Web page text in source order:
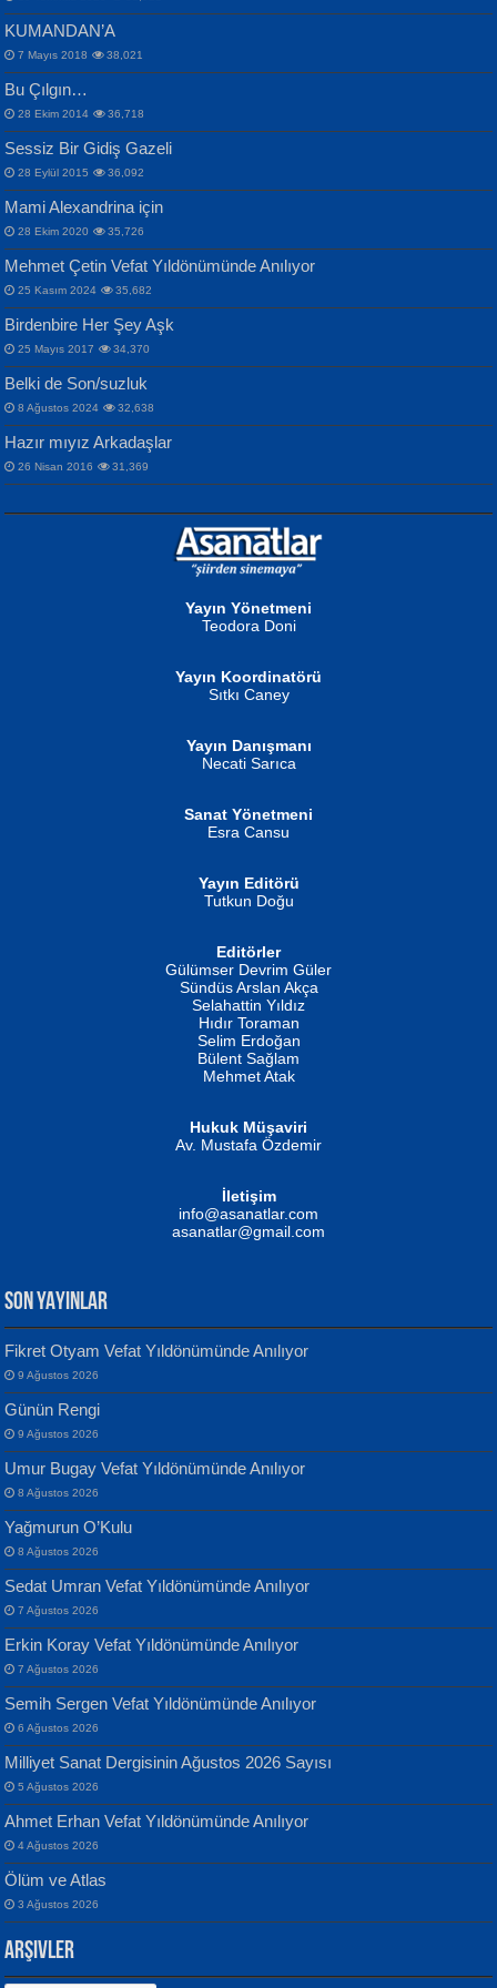
İPEK ACAR SERT
Gazze’nin Şecaati, Ümmetin İmtihanı...
MAHMUT GÜRBÜZ
İbrahim Olmak ve Bitirebilmek...
NURAN KÖSE BAYDAR
İSMAİL OKUTAN
Erkeklerin Kahrolması Ne Demektir
MUSTAFA KELOĞLU
Yarına İz Bırakmak...
ATİLLA ÖZEN
Sultan Olmadan Önce Eyüp...
EKREM KARABABA
Selahattin Yıldız
İdrakimle Üşürken...
Songül Özel
Mahzen...
Ben Deniz Değilim ki...
Evvel Zaman Tanrıçası...
Yılmaz Ekinci
Geceye Söylenen...
Banu Sancak
Defterimden İçeri...
İsmail Aydos
İnkisar...
ERDEM BAYAZIT
Sana, Bana, Vatanıma, Ülkemin
İnsanlarına Dair...
NAZIM HİKMET RAN
Bir Cezaevinde, Tecritteki Adamın
Mektupları...
KUMANDAN’A
7 Mayıs 2018 38,021
Bu Çılgın…
28 Ekim 2014 36,718
Sessiz Bir Gidiş Gazeli
28 Eylül 2015 36,092
Mami Alexandrina için
28 Ekim 2020 35,726
Mehmet Çetin Vefat Yıldönümünde Anılıyor
25 Kasım 2024 35,682
Birdenbire Her Şey Aşk
25 Mayıs 2017 34,370
Belki de Son/suzluk
8 Ağustos 2024 32,638
Hazır mıyız Arkadaşlar
26 Nisan 2016 31,369
Yayın Yönetmeni
Teodora Doni
Yayın Koordinatörü
Sıtkı Caney
Yayın Danışmanı
Necati Sarıca
Sanat Yönetmeni
Esra Cansu
Yayın Editörü
Tutkun Doğu
Editörler
Gülümser Devrim Güler
Sündüs Arslan Akça
Selahattin Yıldız
Hıdır Toraman
Selim Erdoğan
Bülent Sağlam
Mehmet Atak
Hukuk Müşaviri
Av. Mustafa Özdemir
İletişim
info@asanatlar.com
asanatlar@gmail.com
SON YAYINLAR
Fikret Otyam Vefat Yıldönümünde Anılıyor
9 Ağustos 2026
Günün Rengi
9 Ağustos 2026
Umur Bugay Vefat Yıldönümünde Anılıyor
8 Ağustos 2026
Yağmurun O’Kulu
8 Ağustos 2026
Sedat Umran Vefat Yıldönümünde Anılıyor
7 Ağustos 2026
Erkin Koray Vefat Yıldönümünde Anılıyor
7 Ağustos 2026
Semih Sergen Vefat Yıldönümünde Anılıyor
6 Ağustos 2026
Milliyet Sanat Dergisinin Ağustos 2026 Sayısı
5 Ağustos 2026
Ahmet Erhan Vefat Yıldönümünde Anılıyor
4 Ağustos 2026
Ölüm ve Atlas
3 Ağustos 2026
Arşivler